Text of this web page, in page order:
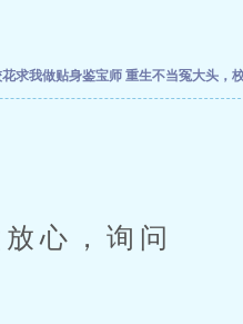
求我做贴身鉴宝师 重生不当冤大头，校花
心，询问